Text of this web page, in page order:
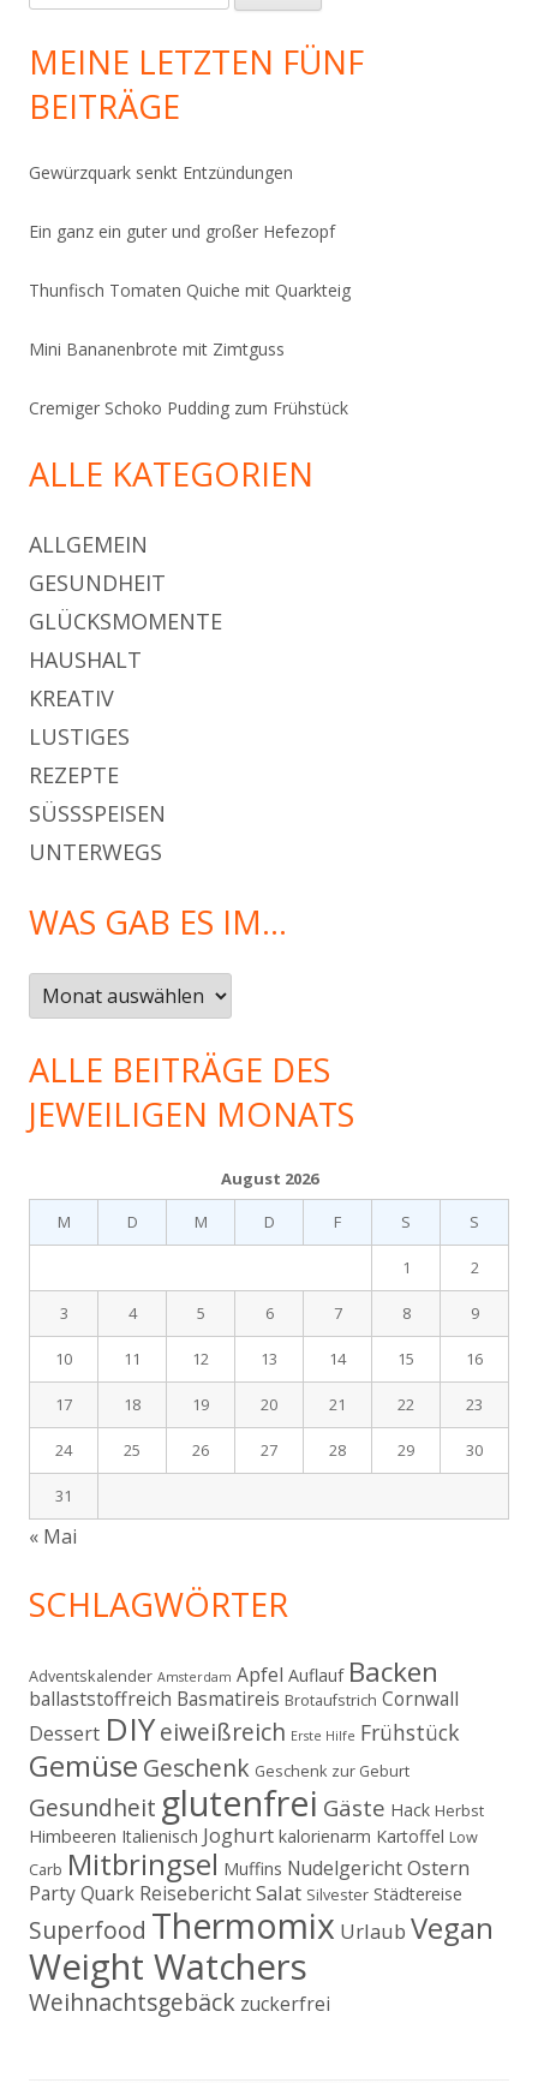
nach:
MEINE LETZTEN FÜNF
BEITRÄGE
Gewürzquark senkt Entzündungen
Ein ganz ein guter und großer Hefezopf
Thunfisch Tomaten Quiche mit Quarkteig
Mini Bananenbrote mit Zimtguss
Cremiger Schoko Pudding zum Frühstück
ALLE KATEGORIEN
ALLGEMEIN
GESUNDHEIT
GLÜCKSMOMENTE
HAUSHALT
KREATIV
LUSTIGES
REZEPTE
SÜSSSPEISEN
UNTERWEGS
WAS GAB ES IM…
Was
gab
es
im…
ALLE BEITRÄGE DES
JEWEILIGEN MONATS
August 2026
M
D M D F S S
1 2
3 4 5 6 7 8 9
10 11 12 13 14 15 16
17 18 19 20 21 22 23
24 25 26 27 28 29 30
31
« Mai
SCHLAGWÖRTER
Adventskalender Amsterdam Apfel Auflauf Backen
ballaststoffreich Basmatireis Brotaufstrich Cornwall
Dessert DIYeiweißreich Erste Hilfe Frühstück
Gemüse Geschenk Geschenk zur Geburt
Gesundheit glutenfrei Gäste Hack Herbst
Himbeeren Italienisch Joghurt kalorienarm Kartoffel Low
Carb Mitbringsel Muffins NudelgerichtOstern
PartyQuark ReiseberichtSalat Silvester Städtereise
Superfood Thermomix Urlaub Vegan
Weight Watchers
Weihnachtsgebäck zuckerfrei